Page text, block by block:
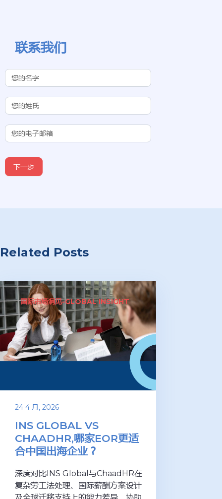
联系我们
Contact Us
(Chinese
Subdomain)
下一步
Related Posts
国际市场洞见-GLOBAL INSIGHT
24 4 月, 2026
INS GLOBAL VS
CHAADHR,哪家EOR更适
合中国出海企业？
深度对比INS Global与ChaadHR在
复杂劳工法处理、国际薪酬方案设计
及全球迁移支持上的能力差异，协助